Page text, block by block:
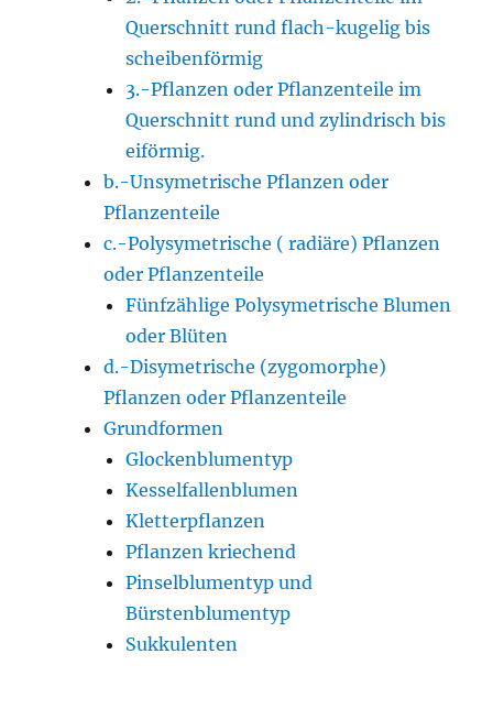
Querschnitt rund flach-kugelig bis
scheibenförmig
3.-Pflanzen oder Pflanzenteile im
Querschnitt rund und zylindrisch bis
eiförmig.
b.-Unsymetrische Pflanzen oder
Pflanzenteile
c.-Polysymetrische ( radiäre) Pflanzen
oder Pflanzenteile
Fünfzählige Polysymetrische Blumen
oder Blüten
d.-Disymetrische (zygomorphe)
Pflanzen oder Pflanzenteile
Grundformen
Glockenblumentyp
Kesselfallenblumen
Kletterpflanzen
Pflanzen kriechend
Pinselblumentyp und
Bürstenblumentyp
Sukkulenten